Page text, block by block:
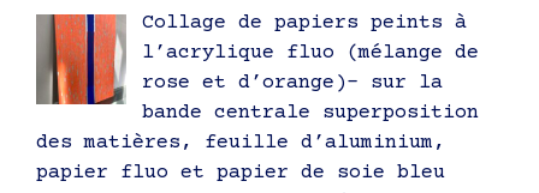
Collage de papiers peints à
l’acrylique fluo (mélange de
rose et d’orange)- sur la
bande centrale superposition
des matières, feuille d’aluminium,
papier fluo et papier de soie bleu